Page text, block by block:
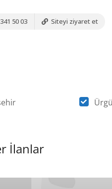
50 03 Siteyi ziyaret et
İlanlar